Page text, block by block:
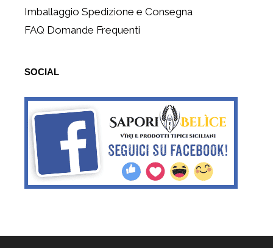
Imballaggio Spedizione e Consegna
FAQ Domande Frequenti
SOCIAL